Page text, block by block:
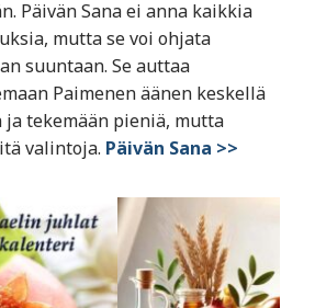
Päivän Sana ei anna kaikkia
mutta se voi ohjata
suuntaan. Se auttaa
Paimenen äänen keskellä
ja tekemään pieniä, mutta
valintoja. Päivän Sana >>